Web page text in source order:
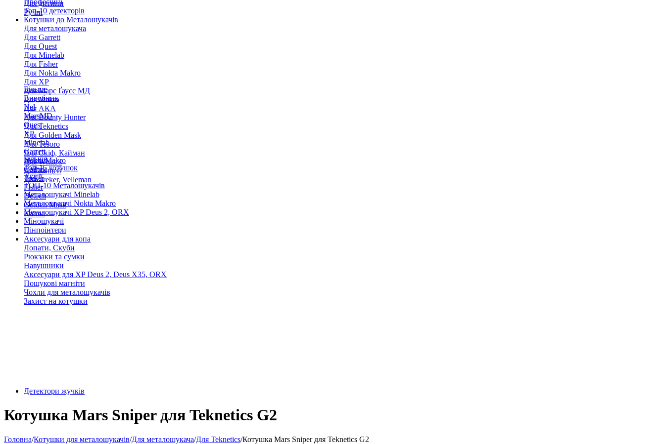
Для дитини
Ручні
Професійні
Топ-10 детекторів
Котушки до Металошукачів
Для металошукача
Для Garrett
Для Quest
Для Minelab
Для Fisher
Для Nokta Makro
Для XP
Для Марс Ґаусс МД
Для Makro
Для АКА
Для Bounty Hunter
Для Teknetics
Для Golden Mask
Для Tesoro
Для Скіф, Кайман
Для White's
Для Кощей
Для Treker, Velleman
Більше
Виробник
Nel
MarsMD
Quest
XP
Minelab
Garrett
Nokta Makro
Coiltek
Treker
Fisher
Detech
Golden Mask
Karma
Більше
Топ-15 котушок
Акції
ТОП-10 Металошукачів
Металошукачі Minelab
Металошукачі Nokta Makro
Металошукачі XP Deus 2, ORX
Міношукачі
Пінпоінтери
Аксесуари для копа
Лопати, Скуби
Рюкзаки та сумки
Навушники
Аксесуари для XP Deus 2, Deus X35, ORX
Пошукові магніти
Чохли для металошукачів
Захист на котушки
Детектори жучків
Котушка Mars Sniper для Teknetics G2
Головна/Котушки для металошукачів/Для металошукача/Для Teknetics/Котушка Mars Sniper для Teknetics G2